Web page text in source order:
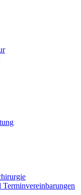
Terminvereinbarungen